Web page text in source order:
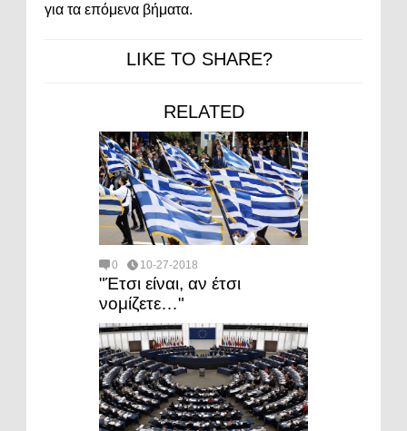
για τα επόμενα βήματα.
LIKE TO SHARE?
RELATED
0 10-27-2018
"Έτσι είναι, αν έτσι
νομίζετε…"